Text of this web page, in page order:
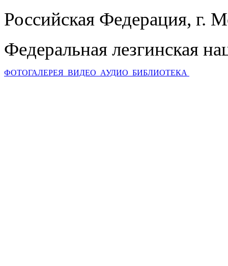
Российская Федерация, г.
Федеральная лезгинская
ФОТОГАЛЕРЕЯ ВИДЕО АУДИО БИБЛИОТЕКА